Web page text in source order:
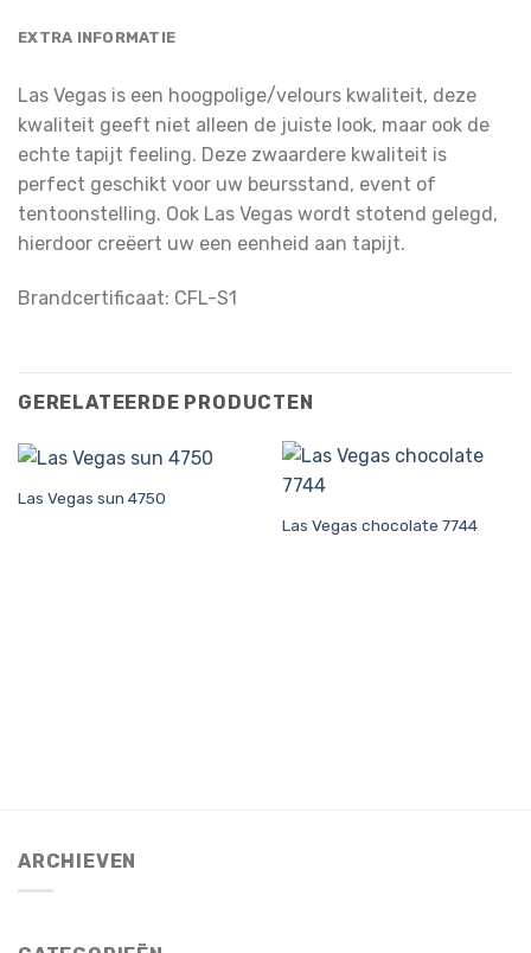
EXTRA INFORMATIE
Las Vegas is een hoogpolige/velours kwaliteit, deze
kwaliteit geeft niet alleen de juiste look, maar ook de
echte tapijt feeling. Deze zwaardere kwaliteit is
perfect geschikt voor uw beursstand, event of
tentoonstelling. Ook Las Vegas wordt stotend gelegd,
hierdoor creëert uw een eenheid aan tapijt.
Brandcertificaat: CFL-S1
GERELATEERDE PRODUCTEN
Las Vegas sun 4750
Las Vegas chocolate 7744
ARCHIEVEN